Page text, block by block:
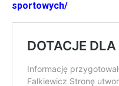
sportowych/